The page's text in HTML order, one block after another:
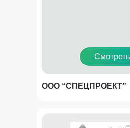
ООО “СПЕЦПРОЕКТ”
Смотреть